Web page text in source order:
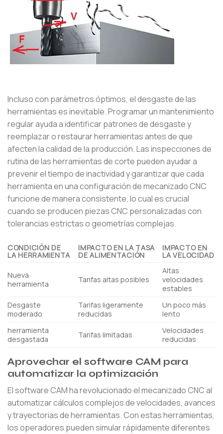
Incluso con parámetros óptimos, el desgaste de las
herramientas es inevitable. Programar un mantenimiento
regular ayuda a identificar patrones de desgaste y
reemplazar o restaurar herramientas antes de que
afecten la calidad de la producción. Las inspecciones de
rutina de las herramientas de corte pueden ayudar a
prevenir el tiempo de inactividad y garantizar que cada
herramienta en una configuración de mecanizado CNC
funcione de manera consistente, lo cual es crucial
cuando se producen piezas CNC personalizadas con
tolerancias estrictas o geometrías complejas.
CONDICIÓN DE
LA HERRAMIENTA
IMPACTO EN LA TASA
DE ALIMENTACIÓN
IMPACTO EN
LA VELOCIDAD
Nueva
herramienta
Tarifas altas posibles
Altas
velocidades
estables
Desgaste
moderado
Tarifas ligeramente
reducidas
Un poco más
lento
herramienta
desgastada
Tarifas limitadas
Velocidades
reducidas
Aprovechar el software CAM para
automatizar la optimización
El software CAM ha revolucionado el mecanizado CNC al
automatizar cálculos complejos de velocidades, avances
y trayectorias de herramientas. Con estas herramientas,
los operadores pueden simular rápidamente diferentes